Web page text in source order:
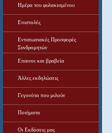
Ημέρα του φυλακισμένου
Επιστολές
Εντυπωσιακές Προσφορές
Συνδρομητών
Επαινοι και βραβεία
Άλλες εκδηλώσεις
Γεγονότα που μιλούν
Ποιήματα
Οι Εκδόσεις μας